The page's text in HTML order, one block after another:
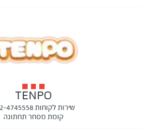
TENPO
שירות לקוחות 052-4745558
קומת מסחר תחתונה